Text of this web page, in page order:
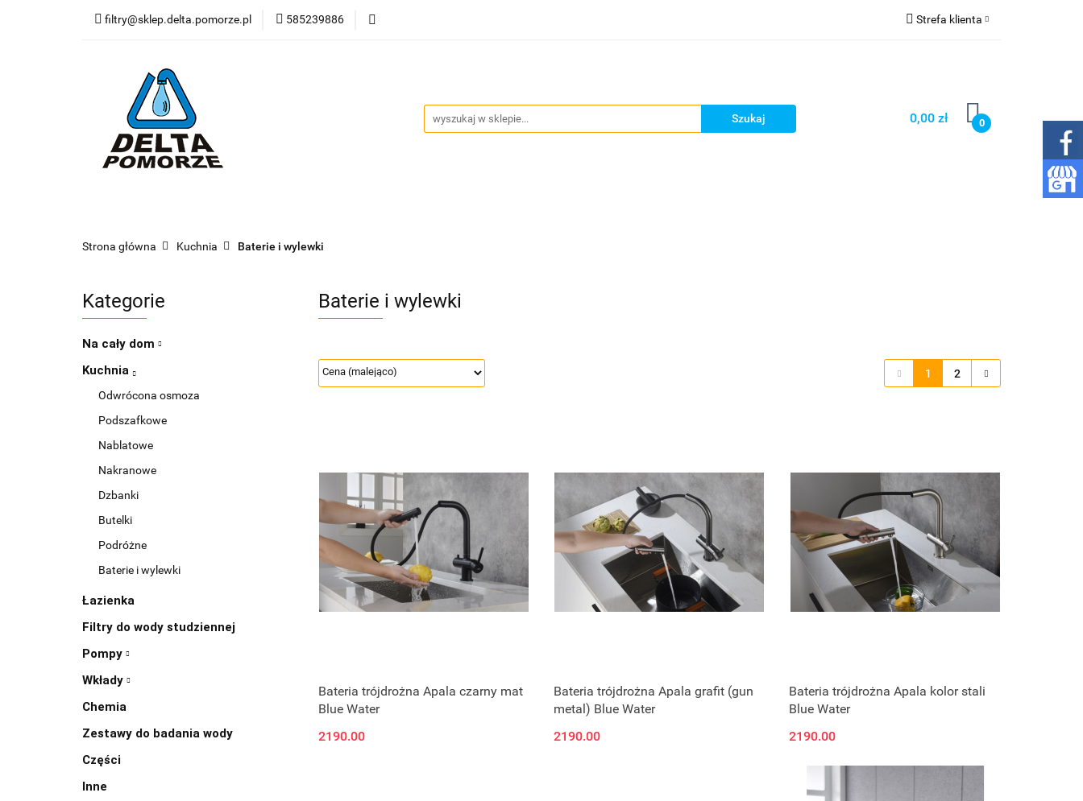
filtry@sklep.delta.pomorze.pl 585239886 Strefa klienta
Zgody cookies
0,00 zł 0
Nowości Blog Zobacz
Strona główna Kuchnia Baterie i wylewki
Kategorie
Na cały dom
Kuchnia
Odwrócona osmoza
Podszafkowe
Nablatowe
Nakranowe
Dzbanki
Butelki
Podróżne
Baterie i wylewki
Łazienka
Filtry do wody studziennej
Pompy
Wkłady
Chemia
Zestawy do badania wody
Części
Inne
Baterie i wylewki
1 2
Zapytaj o cenę
Bateria trójdrożna Apala czarny mat
Blue Water
2190.00
Zapytaj o cenę
Bateria trójdrożna Apala grafit (gun
metal) Blue Water
2190.00
Zapytaj o cenę
Bateria trójdrożna Apala kolor stali
Blue Water
2190.00